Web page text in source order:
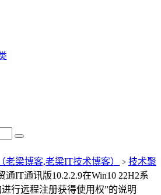
老梁博客,老梁IT技术博客） > 技术聚
通IT通讯版10.2.2.9在Win10 22H2系
行远程注册获得使用权”的说明